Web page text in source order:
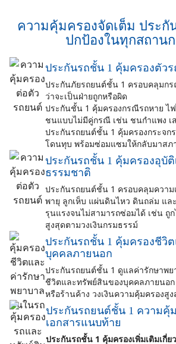
ความคุ้มครองจัดเต็ม ประกั
ปกป้องในทุกสถาน
ประกันรถชั้น 1 คุ้มครองตัว
ประกันภัยรถยนต์ชั้น 1 ครอบคลุมก
ว่าจะเป็นฝ่ายถูกหรือผิด
ประกันชั้น 1 คุ้มครองกรณีรถหาย ไ
ชนแบบไม่มีคู่กรณี เช่น ชนกำแพง เ
ประกันรถยนต์ชั้น 1 คุ้มครองกระจ
โดนทุบ พร้อมซ่อมแซมให้กลับมาสภ
ประกันรถชั้น 1 คุ้มครองอุบั
ธรรมชาติ
ประกันรถยนต์ชั้น 1 ครอบคลุมความ
พายุ ลูกเห็บ แผ่นดินไหว ดินถล่ม แล
รุนแรงจนไม่สามารถซ่อมได้ เช่น ถู
สูงสุดตามวงเงินกรมธรรม์
ประกันรถชั้น 1 คุ้มครองชีวิ
บุคคลภายนอก
ประกันรถยนต์ชั้น 1 ดูแลค่ารักษาพย
ชีวิตและทรัพย์สินของบุคคลภายนอก
หรือร้านค้าง วงเงินความคุ้มครองสู
ประกันรถยนต์ชั้น 1 ความคุ้
เอกสารแนบท้าย
ประกันรถชั้น 1 คุ้มครองเพิ่มเติมเกี่